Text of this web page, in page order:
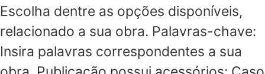
Escolha dentre as opções disponíveis,
relacionado a sua obra. Palavras-chave:
Insira palavras correspondentes a sua